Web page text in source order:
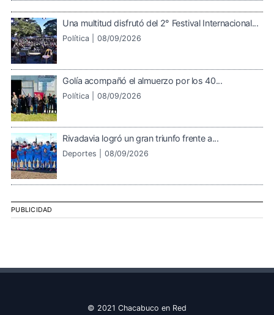
Una multitud disfrutó del 2° Festival Internacional...
Política | 08/09/2026
Golía acompañó el almuerzo por los 40...
Política | 08/09/2026
Rivadavia logró un gran triunfo frente a...
Deportes | 08/09/2026
PUBLICIDAD
© 2021 Chacabuco en Red